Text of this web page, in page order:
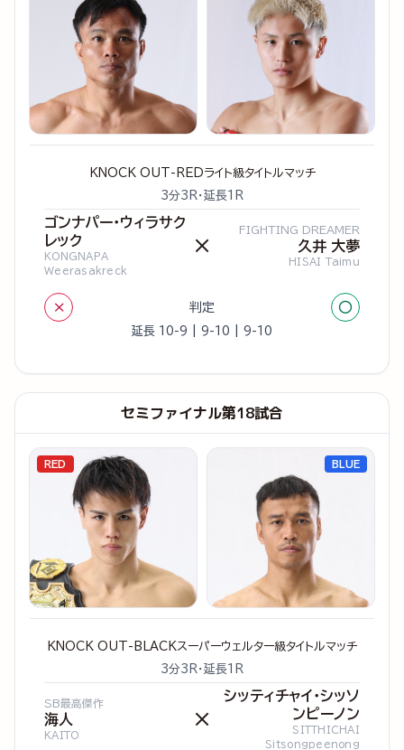
KNOCK OUT-REDライト級タイトルマッチ
3分3R・延長1R
ゴンナパー・ウィラサク
レック
KONGNAPA
Weerasakreck
×
FIGHTING DREAMER
久井 大夢
HISAI Taimu
× 判定 ○
延長 10-9 | 9-10 | 9-10
セミファイナル第18試合
RED
KNOCK OUT-BLACKスーパーウェルター級タイトルマッチ
3分3R・延長1R
SB最高傑作
海人
KAITO
×
シッティチャイ・シッソ
ンピーノン
SITTHICHAI
Sitsongpeenong
BLUE